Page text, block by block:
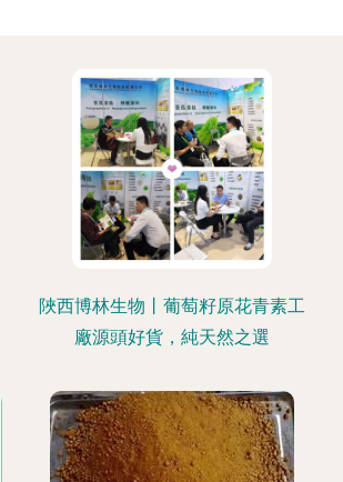
陜西博林生物丨葡萄籽原花青素工
廠源頭好貨，純天然之選